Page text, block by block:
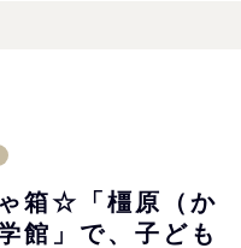
箱☆「橿原（か
館」で、子ども